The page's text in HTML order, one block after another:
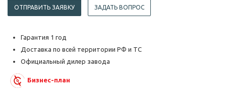
ОТПРАВИТЬ ЗАЯВКУ ЗАДАТЬ ВОПРОС
Гарантия 1 год
Доставка по всей территории РФ и ТС
Официальный дилер завода
Бизнес-план